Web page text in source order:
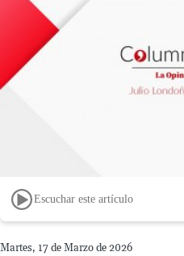
Escuchar este artículo
Martes, 17 de Marzo de 2026